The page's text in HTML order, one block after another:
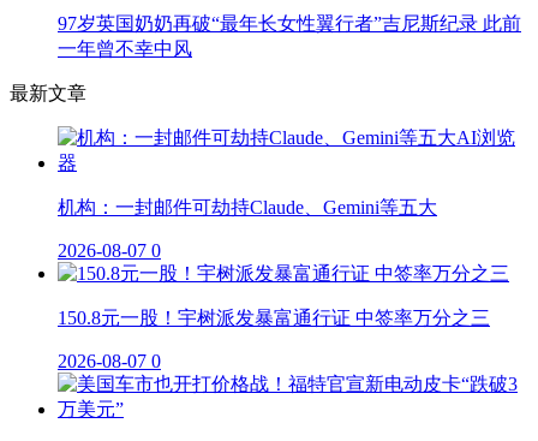
97岁英国奶奶再破“最年长女性翼行者”吉尼斯纪录 此前
一年曾不幸中风
最新文章
机构：一封邮件可劫持Claude、Gemini等五大
2026-08-07 0
150.8元一股！宇树派发暴富通行证 中签率万分之三
2026-08-07 0